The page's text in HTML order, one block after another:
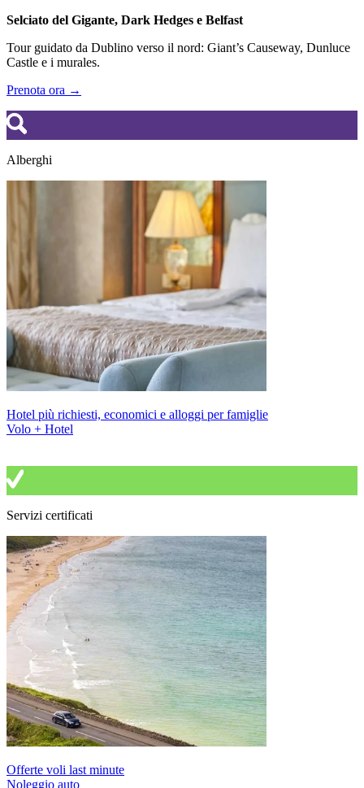
Selciato del Gigante, Dark Hedges e Belfast
Tour guidato da Dublino verso il nord: Giant’s Causeway, Dunluce
Castle e i murales.
Prenota ora →
Alberghi
Hotel più richiesti, economici e alloggi per famiglie
Volo + Hotel
Servizi certificati
Offerte voli last minute
Noleggio auto